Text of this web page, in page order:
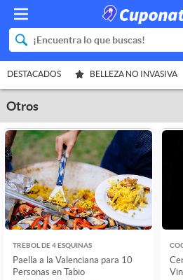
DESTACADOS BELLEZA NO INVASIVA
Otros
TREBOL DE 4 ESQUINAS
Paella a la Valenciana para 10
Personas en Tabio